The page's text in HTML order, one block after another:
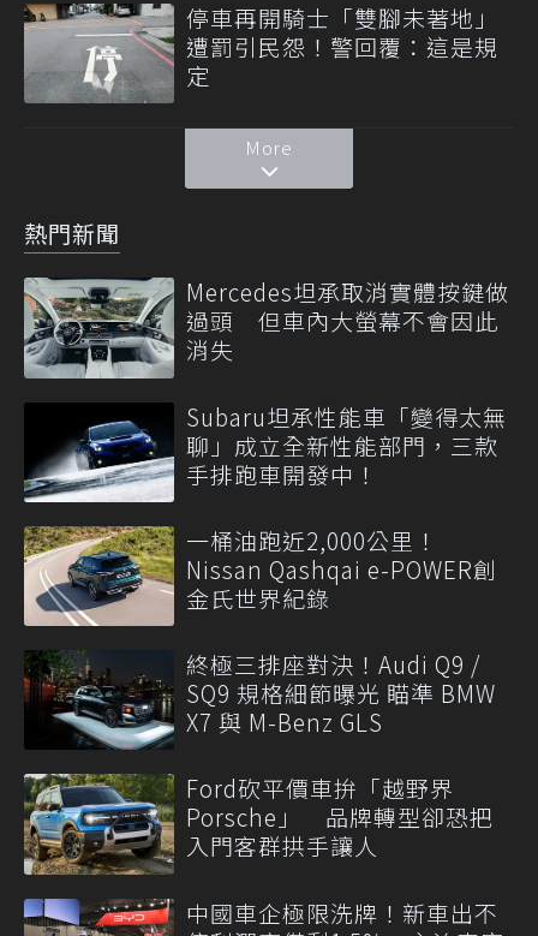
停車再開騎士「雙腳未著地」
遭罰引民怨！警回覆：這是規
定
More
熱門新聞
Mercedes坦承取消實體按鍵做
過頭 但車內大螢幕不會因此
消失
Subaru坦承性能車「變得太無
聊」成立全新性能部門，三款
手排跑車開發中！
一桶油跑近2,000公里！
Nissan Qashqai e-POWER創
金氏世界紀錄
終極三排座對決！Audi Q9 /
SQ9 規格細節曝光 瞄準 BMW
X7 與 M-Benz GLS
Ford砍平價車拚「越野界
Porsche」 品牌轉型卻恐把
入門客群拱手讓人
中國車企極限洗牌！新車出不